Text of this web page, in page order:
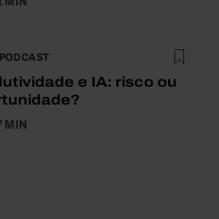
PODCAST
e IA: risco ou
MIN